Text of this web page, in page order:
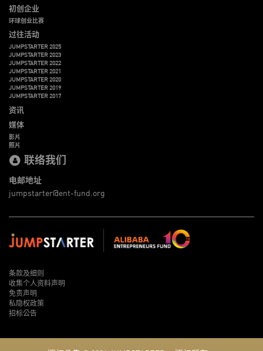
初创企业
环球创业比赛
过往活动
JUMPSTARTER 2025
JUMPSTARTER 2023
JUMPSTARTER 2022
JUMPSTARTER 2021
JUMPSTARTER 2020
JUMPSTARTER 2019
JUMPSTARTER 2017
资讯
媒体
影片
照片
联络我们
电邮地址
jumpstarter@ent-fund.org
条款及细则
收集个人资料声明
免责声明
私隐权政策
招标公告